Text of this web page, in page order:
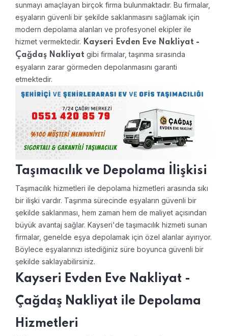
sunmayı amaçlayan birçok firma bulunmaktadır. Bu firmalar,
eşyaların güvenli bir şekilde saklanmasını sağlamak için
modern depolama alanları ve profesyonel ekipler ile
hizmet vermektedir. Kayseri Evden Eve Nakliyat -
Çağdaş Nakliyat gibi firmalar, taşınma sırasında
eşyaların zarar görmeden depolanmasını garanti
etmektedir.
Taşımacılık ve Depolama İlişkisi
Taşımacılık hizmetleri ile depolama hizmetleri arasında sıkı
bir ilişki vardır. Taşınma sürecinde eşyaların güvenli bir
şekilde saklanması, hem zaman hem de maliyet açısından
büyük avantaj sağlar. Kayseri'de taşımacılık hizmeti sunan
firmalar, genelde eşya depolamak için özel alanlar ayırıyor.
Böylece eşyalarınızı istediğiniz süre boyunca güvenli bir
şekilde saklayabilirsiniz.
Kayseri Evden Eve Nakliyat -
Çağdaş Nakliyat ile Depolama
Hizmetleri